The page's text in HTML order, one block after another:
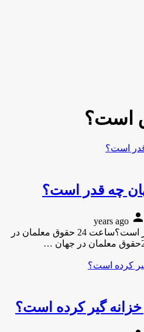
است؟
چه قدر است؟
person
حقوق معلمان در جهان چه قدر است؟ساعت 24 حقوق معلمان در
خزانه گیر کرده است؟